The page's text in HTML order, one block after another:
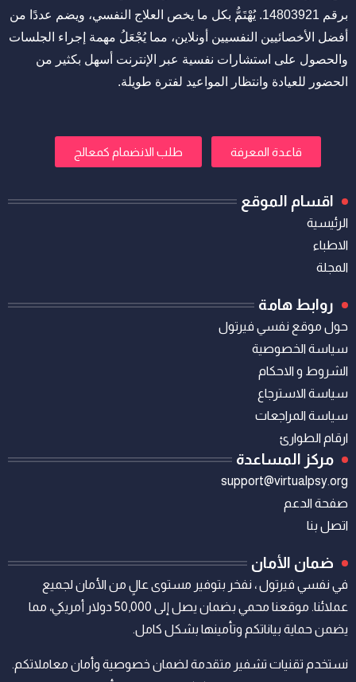
برقم 14803921. يُهْتَمُّ بكل ما يخص العلاج النفسي، ويضم عددًا من
أفضل الأخصائيين النفسيين أونلاين، مما يُجْعَلُ مهمة إجراء الجلسات
والحصول على استشارات نفسية عبر الإنترنت أسهل بكثير من
الحضور للعيادة وانتظار المواعيد لفترة طويلة.
قاعدة المعرفة طلب الانضمام كمعالج
اقسام الموقع
الرئيسية
الاطباء
المجلة
روابط هامة
حول موقع نفسي فيرتول
سياسة الخصوصية
الشروط و الاحكام
سياسة الاسترجاع
سياسة المراجعات
ارقام الطوارئ
مركز المساعدة
support@virtualpsy.org
صفحة الدعم
اتصل بنا
ضمان الأمان
في نفسي فيرتول ، نفخر بتوفير مستوى عالٍ من الأمان لجميع
عملائنا. موقعنا محمي بضمان يصل إلى 50,000 دولار أمريكي، مما
يضمن حماية بياناتكم وتأمينها بشكل كامل.
نستخدم تقنيات تشفير متقدمة لضمان خصوصية وأمان معاملاتكم.